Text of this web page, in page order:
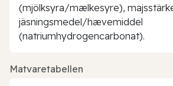
(mjölksyra/mælkesyre),
jäsningsmedel/hævemiddel
(natriumhydrogencarbonat).
Matvaretabellen